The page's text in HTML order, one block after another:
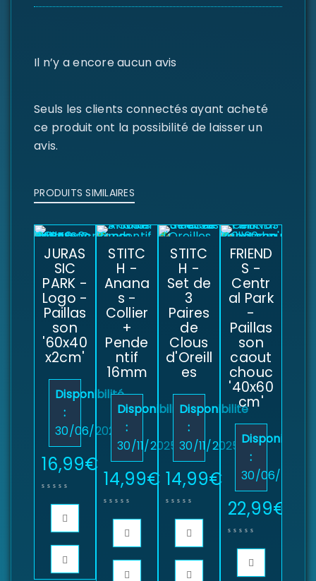
Il n’y a encore aucun avis
Seuls les clients connectés ayant acheté
ce produit ont la possibilité de laisser un
avis.
PRODUITS SIMILAIRES
JURAS
SIC
PARK -
Logo -
Paillas
son
'60x40
x2cm'
Disponibilité
:
30/06/2025
16,99€
STITC
H -
Anana
s -
Collier
+
Pende
ntif
16mm
Disponibilité
:
30/11/2025
14,99€
STITC
H -
Set de
3
Paires
de
Clous
d'Oreill
es
Disponibilité
:
30/11/2025
14,99€
FRIEND
S -
Centr
al Park
-
Paillas
son
caout
chouc
'40x60
cm'
Disponibilité
:
30/06/2025
22,99€